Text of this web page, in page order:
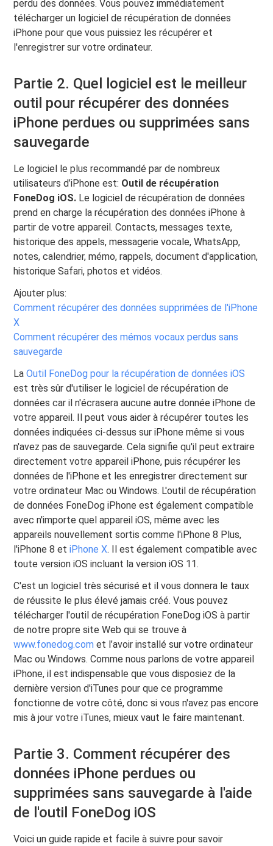
perdu des données. Vous pouvez immédiatement
télécharger un logiciel de récupération de données
iPhone pour que vous puissiez les récupérer et
l'enregistrer sur votre ordinateur.
Partie 2. Quel logiciel est le meilleur
outil pour récupérer des données
iPhone perdues ou supprimées sans
sauvegarde
Le logiciel le plus recommandé par de nombreux
utilisateurs d’iPhone est: Outil de récupération
FoneDog iOS. Le logiciel de récupération de données
prend en charge la récupération des données iPhone à
partir de votre appareil. Contacts, messages texte,
historique des appels, messagerie vocale, WhatsApp,
notes, calendrier, mémo, rappels, document d'application,
historique Safari, photos et vidéos.
Ajouter plus:
Comment récupérer des données supprimées de l'iPhone
X
Comment récupérer des mémos vocaux perdus sans
sauvegarde
LaOutil FoneDog pour la récupération de données iOS
est très sûr d'utiliser le logiciel de récupération de
données car il n'écrasera aucune autre donnée iPhone de
votre appareil. Il peut vous aider à récupérer toutes les
données indiquées ci-dessus sur iPhone même si vous
n'avez pas de sauvegarde. Cela signifie qu'il peut extraire
directement votre appareil iPhone, puis récupérer les
données de l'iPhone et les enregistrer directement sur
votre ordinateur Mac ou Windows. L'outil de récupération
de données FoneDog iPhone est également compatible
avec n'importe quel appareil iOS, même avec les
appareils nouvellement sortis comme l'iPhone 8 Plus,
l'iPhone 8 etiPhone X. Il est également compatible avec
toute version iOS incluant la version iOS 11.
C'est un logiciel très sécurisé et il vous donnera le taux
de réussite le plus élevé jamais créé. Vous pouvez
télécharger l'outil de récupération FoneDog iOS à partir
de notre propre site Web qui se trouve à
www.fonedog.com et l’avoir installé sur votre ordinateur
Mac ou Windows. Comme nous parlons de votre appareil
iPhone, il est indispensable que vous disposiez de la
dernière version d'iTunes pour que ce programme
fonctionne de votre côté, donc si vous n'avez pas encore
mis à jour votre iTunes, mieux vaut le faire maintenant.
Partie 3. Comment récupérer des
données iPhone perdues ou
supprimées sans sauvegarde à l'aide
de l'outil FoneDog iOS
Voici un guide rapide et facile à suivre pour savoir